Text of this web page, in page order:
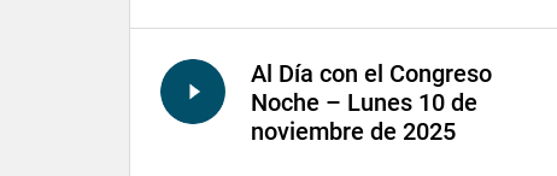
Al Día con el Congreso
Noche – Lunes 10 de
noviembre de 2025